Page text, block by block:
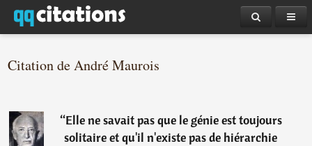
Citation de André Maurois
“Elle ne savait pas que le génie est toujours
solitaire et qu'il n'existe pas de hiérarchie